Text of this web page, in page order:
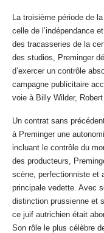
La troisième période de
celle de l’indépendance
des tracasseries de la
des studios, Preminger
d’exercer un contrôle
campagne publicitaire
voie à Billy Wilder,
Un contrat sans
à Preminger une
incluant le contrôle du
des producteurs,
scène, perfectionniste et
principale vedette. Avec
distinction prussienne et
ce juif autrichien était
Son rôle le plus célèbre